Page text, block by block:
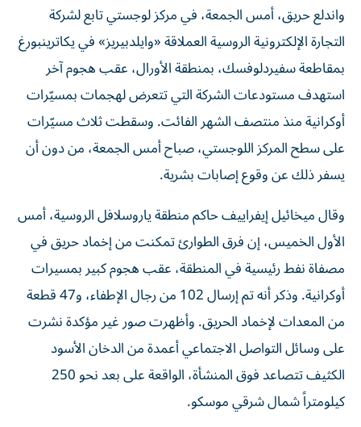
واندلع حريق، أمس الجمعة، في مركز لوجستي تابع لشركة
التجارة الإلكترونية الروسية العملاقة «وايلدبيريز» في يكاترينبورغ
بمقاطعة سفيردلوفسك، بمنطقة الأورال، عقب هجوم آخر
استهدف مستودعات الشركة التي تتعرض لهجمات بمسيّرات
أوكرانية منذ منتصف الشهر الفائت. وسقطت ثلاث مسيّرات
على سطح المركز اللوجستي، صباح أمس الجمعة، من دون أن
يسفر ذلك عن وقوع إصابات بشرية.
وقال ميخائيل إيفراييف حاكم منطقة ياروسلافل الروسية، أمس
الأول الخميس، إن فرق الطوارئ تمكنت ‌من إخماد حريق في
مصفاة نفط رئيسية في المنطقة، ​عقب هجوم كبير بمسيرات
أوكرانية. وذكر أنه تم إرسال ‌102 من رجال الإطفاء، و47 قطعة
من المعدات لإخماد الحريق. وأظهرت صور غير مؤكدة نشرت
على وسائل التواصل الاجتماعي أعمدة من الدخان الأسود
الكثيف تتصاعد فوق المنشأة، الواقعة على بعد نحو 250
كيلومتراً شمال شرقي موسكو.